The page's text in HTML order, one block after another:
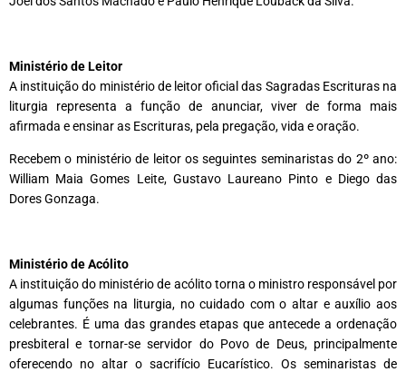
Ministério de Leitor
A instituição do ministério de leitor oficial das Sagradas Escrituras na
liturgia representa a função de anunciar, viver de forma mais
afirmada e ensinar as Escrituras, pela pregação, vida e oração.
Recebem o ministério de leitor os seguintes seminaristas do 2º ano:
William Maia Gomes Leite, Gustavo Laureano Pinto e Diego das
Dores Gonzaga.
Ministério de Acólito
A instituição do ministério de acólito torna o ministro responsável por
algumas funções na liturgia, no cuidado com o altar e auxílio aos
celebrantes. É uma das grandes etapas que antecede a ordenação
presbiteral e tornar-se servidor do Povo de Deus, principalmente
oferecendo no altar o sacrifício Eucarístico. Os seminaristas de